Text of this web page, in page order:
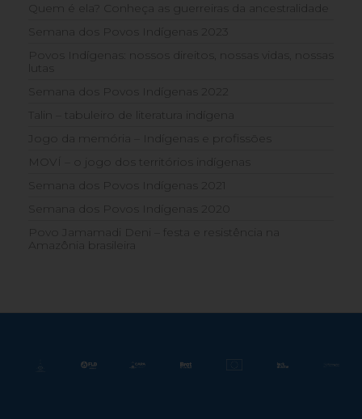
Quem é ela? Conheça as guerreiras da ancestralidade
Semana dos Povos Indígenas 2023
Povos Indígenas: nossos direitos, nossas vidas, nossas
lutas
Semana dos Povos Indígenas 2022
Talin – tabuleiro de literatura indígena
Jogo da memória – Indígenas e profissões
MOVÍ – o jogo dos territórios indígenas
Semana dos Povos Indígenas 2021
Semana dos Povos Indígenas 2020
Povo Jamamadi Deni – festa e resistência na
Amazônia brasileira